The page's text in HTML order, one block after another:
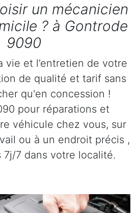
un mécanicien
? à Gontrode
9090
vie et l’entretien de votre
de qualité et tarif sans
qu'en concession !
pour réparations et
véhicule chez vous, sur
ou à un endroit précis ,
7 dans votre localité.